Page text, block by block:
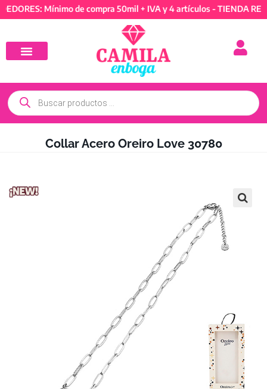
Mínimo de compra 50mil + IVA y 4 artículos - TIENDA
Collar Acero Oreiro Love 30780